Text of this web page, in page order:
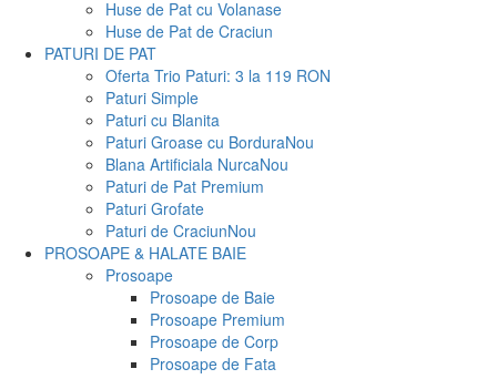
Huse de Pat cu Volanase
Huse de Pat de Craciun
PATURI DE PAT
Oferta Trio Paturi: 3 la 119 RON
Paturi Simple
Paturi cu Blanita
Paturi Groase cu BorduraNou
Blana Artificiala NurcaNou
Paturi de Pat Premium
Paturi Grofate
Paturi de CraciunNou
PROSOAPE & HALATE BAIE
Prosoape
Prosoape de Baie
Prosoape Premium
Prosoape de Corp
Prosoape de Fata